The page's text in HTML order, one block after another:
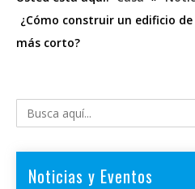
¿Cómo construir un edificio
más corto?
Noticias y Eventos